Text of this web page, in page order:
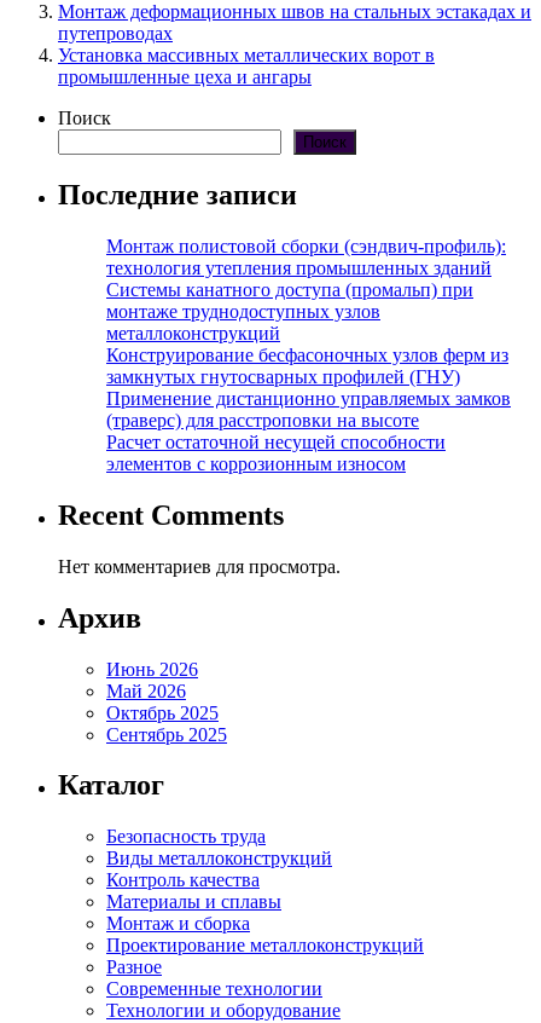
Монтаж деформационных швов на стальных эстакадах и
путепроводах
Установка массивных металлических ворот в
промышленные цеха и ангары
Поиск
Поиск
Последние записи
Монтаж полистовой сборки (сэндвич-профиль):
технология утепления промышленных зданий
Системы канатного доступа (промальп) при
монтаже труднодоступных узлов
металлоконструкций
Конструирование бесфасоночных узлов ферм из
замкнутых гнутосварных профилей (ГНУ)
Применение дистанционно управляемых замков
(траверс) для расстроповки на высоте
Расчет остаточной несущей способности
элементов с коррозионным износом
Recent Comments
Нет комментариев для просмотра.
Архив
Июнь 2026
Май 2026
Октябрь 2025
Сентябрь 2025
Каталог
Безопасность труда
Виды металлоконструкций
Контроль качества
Материалы и сплавы
Монтаж и сборка
Проектирование металлоконструкций
Разное
Современные технологии
Технологии и оборудование